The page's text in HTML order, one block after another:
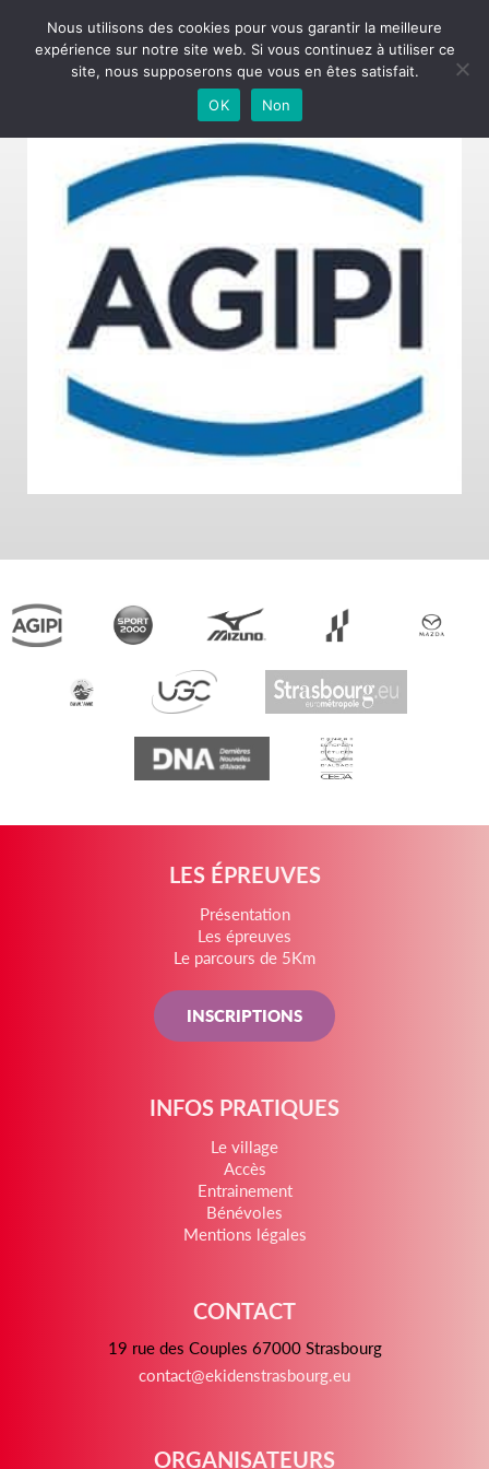
Agipi-Q
LES ÉPREUVES
Présentation
Les épreuves
Le parcours de 5Km
INSCRIPTIONS
INFOS PRATIQUES
Le village
Accès
Entrainement
Bénévoles
Mentions légales
CONTACT
19 rue des Couples 67000 Strasbourg
contact@ekidenstrasbourg.eu
ORGANISATEURS
Nous utilisons des cookies pour vous garantir la meilleure
expérience sur notre site web. Si vous continuez à utiliser ce
site, nous supposerons que vous en êtes satisfait.
OK
Non